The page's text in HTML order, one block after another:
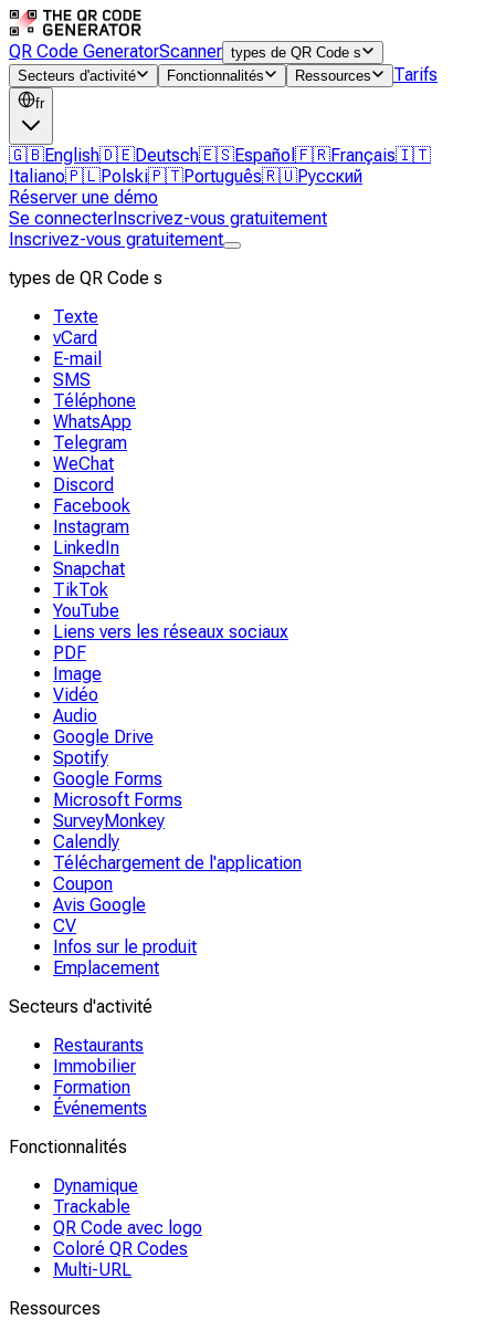
QR Code GeneratorScanner types de QR Code s
Secteurs d'activité
Fonctionnalités Ressources Tarifs
fr
🇬🇧English🇩🇪Deutsch🇪🇸Español 🇫🇷Français🇮🇹
Italiano🇵🇱Polski🇵🇹Português🇷🇺Русский
Réserver une démo
Se connecterInscrivez-vous gratuitement
Inscrivez-vous gratuitement
types de QR Code s
Texte
vCard
E-mail
SMS
Téléphone
WhatsApp
Telegram
WeChat
Discord
Facebook
Instagram
LinkedIn
Snapchat
TikTok
YouTube
Liens vers les réseaux sociaux
PDF
Image
Vidéo
Audio
Google Drive
Spotify
Google Forms
Microsoft Forms
SurveyMonkey
Calendly
Téléchargement de l'application
Coupon
Avis Google
CV
Infos sur le produit
Emplacement
Secteurs d'activité
Restaurants
Immobilier
Formation
Événements
Fonctionnalités
Dynamique
Trackable
QR Code avec logo
Coloré QR Codes
Multi-URL
Ressources